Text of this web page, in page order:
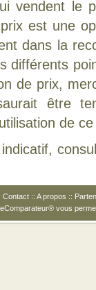
vendent le
est une
dans la
différents
de prix,
être
de
Contact :: A propos ::
vous